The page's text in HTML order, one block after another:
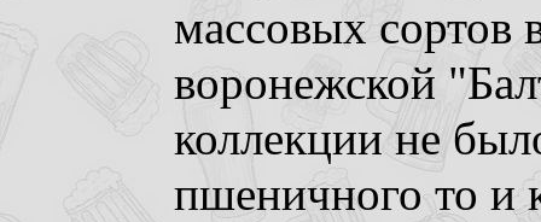
массовых сортов
воронежской
коллекции не
пшеничного то и